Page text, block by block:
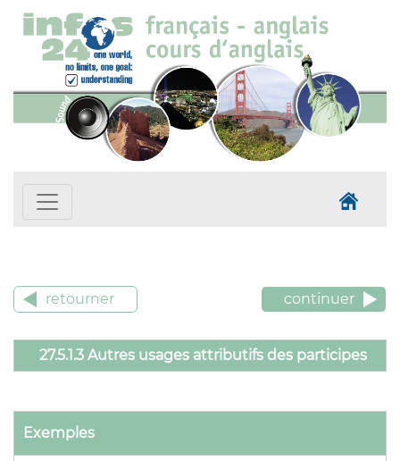
retourner continuer
27.5.1.3 Autres usages attributifs des participes
Exemples